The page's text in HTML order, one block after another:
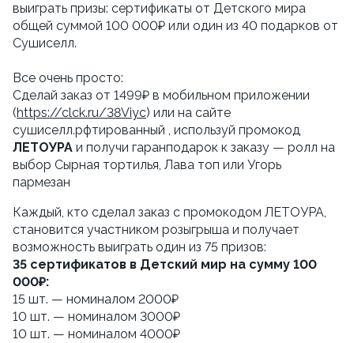
выиграть призы: сертификаты от Детского мира
общей суммой 100 000₽ или один из 40 подарков от
Сушиселл.
Все очень просто:
Сделай заказ от 1499₽ в мобильном приложении
(https://clck.ru/38Viyc) или на сайте
ЛЕТОУРА и получи гаранподарок к заказу — ролл на
выбор Сырная тортилья, Лава топ или Угорь
пармезан
Каждый, кто сделал заказ с промокодом ЛЕТОУРА,
становится участником розыгрыша и получает
возможность выиграть один из 75 призов:
35 сертификатов в Детский мир на сумму 100
000₽:
15 шт. — номиналом 2000₽
10 шт. — номиналом 3000₽
10 шт. — номиналом 4000₽